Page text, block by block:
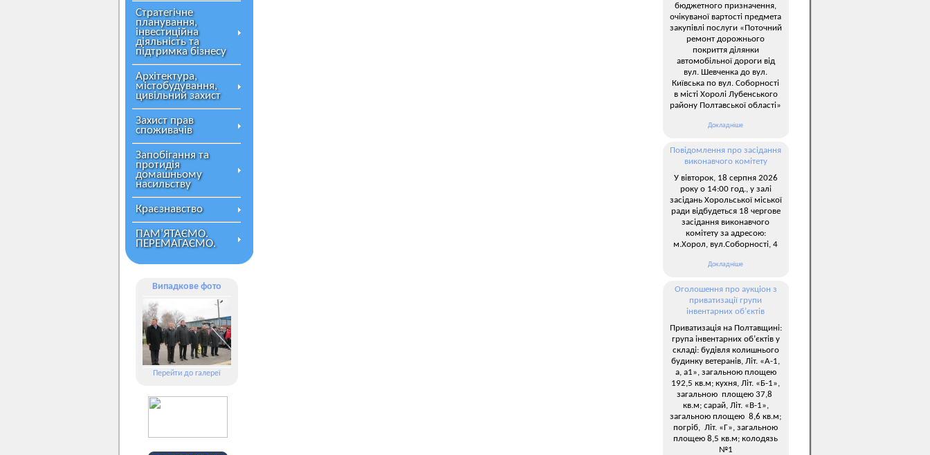
Стратегічне
планування,
інвестиційна
діяльність та
підтримка бізнесу
Архітектура,
містобудування,
цивільний захист
Захист прав
споживачів
Запобігання та
протидія
домашньому
насильству
Краєзнавство
ПАМ’ЯТАЄМО.
ПЕРЕМАГАЄМО.
Випадкове фото
Перейти до галереї
бюджетного призначення,
очікуваної вартості предмета
закупівлі послуги «Поточний
ремонт дорожнього
покриття ділянки
автомобільної дороги від
вул. Шевченка до вул.
Київська по вул. Соборності
в місті Хоролі Лубенського
району Полтавської області»
Докладніше
Повідомлення про засідання
виконавчого комітету
У вівторок, 18 серпня 2026
року о 14:00 год., у залі
засідань Хорольської міської
ради відбудеться 18 чергове
засідання виконавчого
комітету за адресою:
м.Хорол, вул.Соборності, 4
Докладніше
Оголошення про аукціон з
приватизації групи
інвентарних об’єктів
Приватизація на Полтавщині:
група інвентарних об’єктів у
складі: будівля колишнього
будинку ветеранів, Літ. «А-1,
а, а1», загальною площею
192,5 кв.м; кухня, Літ. «Б-1»,
загальною площею 37,8
кв.м; сарай, Літ. «В-1»,
загальною площею 8,6 кв.м;
погріб, Літ. «Г», загальною
площею 8,5 кв.м; колодязь
№1